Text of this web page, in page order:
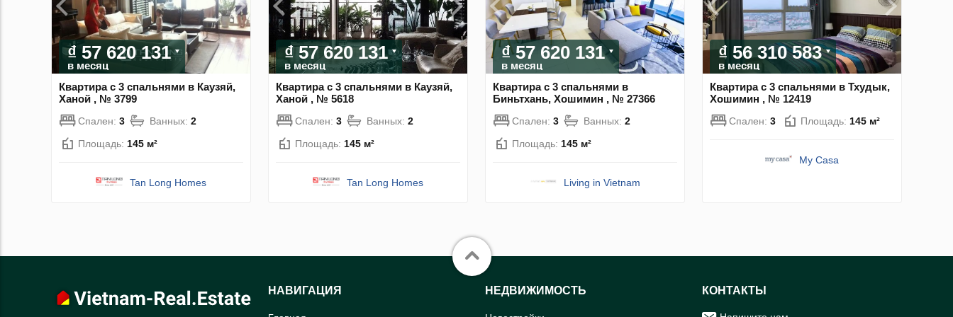
₫ 57 620 131
в месяц
Квартира с 3 спальнями в Каузяй,
Ханой , № 3799
Спален: 3 Ванных: 2
Площадь: 145 м²
Tan Long Homes
₫ 57 620 131
в месяц
Квартира с 3 спальнями в Каузяй,
Ханой , № 5618
Спален: 3 Ванных: 2
Площадь: 145 м²
Tan Long Homes
₫ 57 620 131
в месяц
Квартира с 3 спальнями в
Биньтхань, Хошимин , № 27366
Спален: 3 Ванных: 2
Площадь: 145 м²
Living in Vietnam
₫ 56 310 583
в месяц
Квартира с 3 спальнями в Тхудык,
Хошимин , № 12419
Спален: 3 Площадь: 145 м²
My Casa
НАВИГАЦИЯ НЕДВИЖИМОСТЬ КОНТАКТЫ